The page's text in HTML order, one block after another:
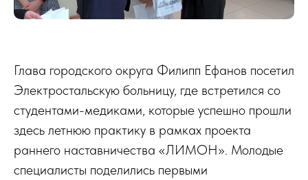
Глава городского округа Филипп Ефанов посетил
Электростальскую больницу, где встретился со
студентами-медиками, которые успешно прошли
здесь летнюю практику в рамках проекта
раннего наставничества «ЛИМОН». Молодые
специалисты поделились первыми